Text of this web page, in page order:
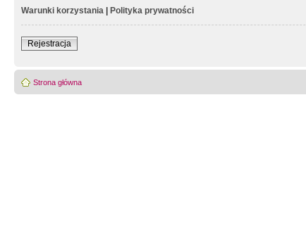
Warunki korzystania | Polityka prywatności
Rejestracja
Strona główna